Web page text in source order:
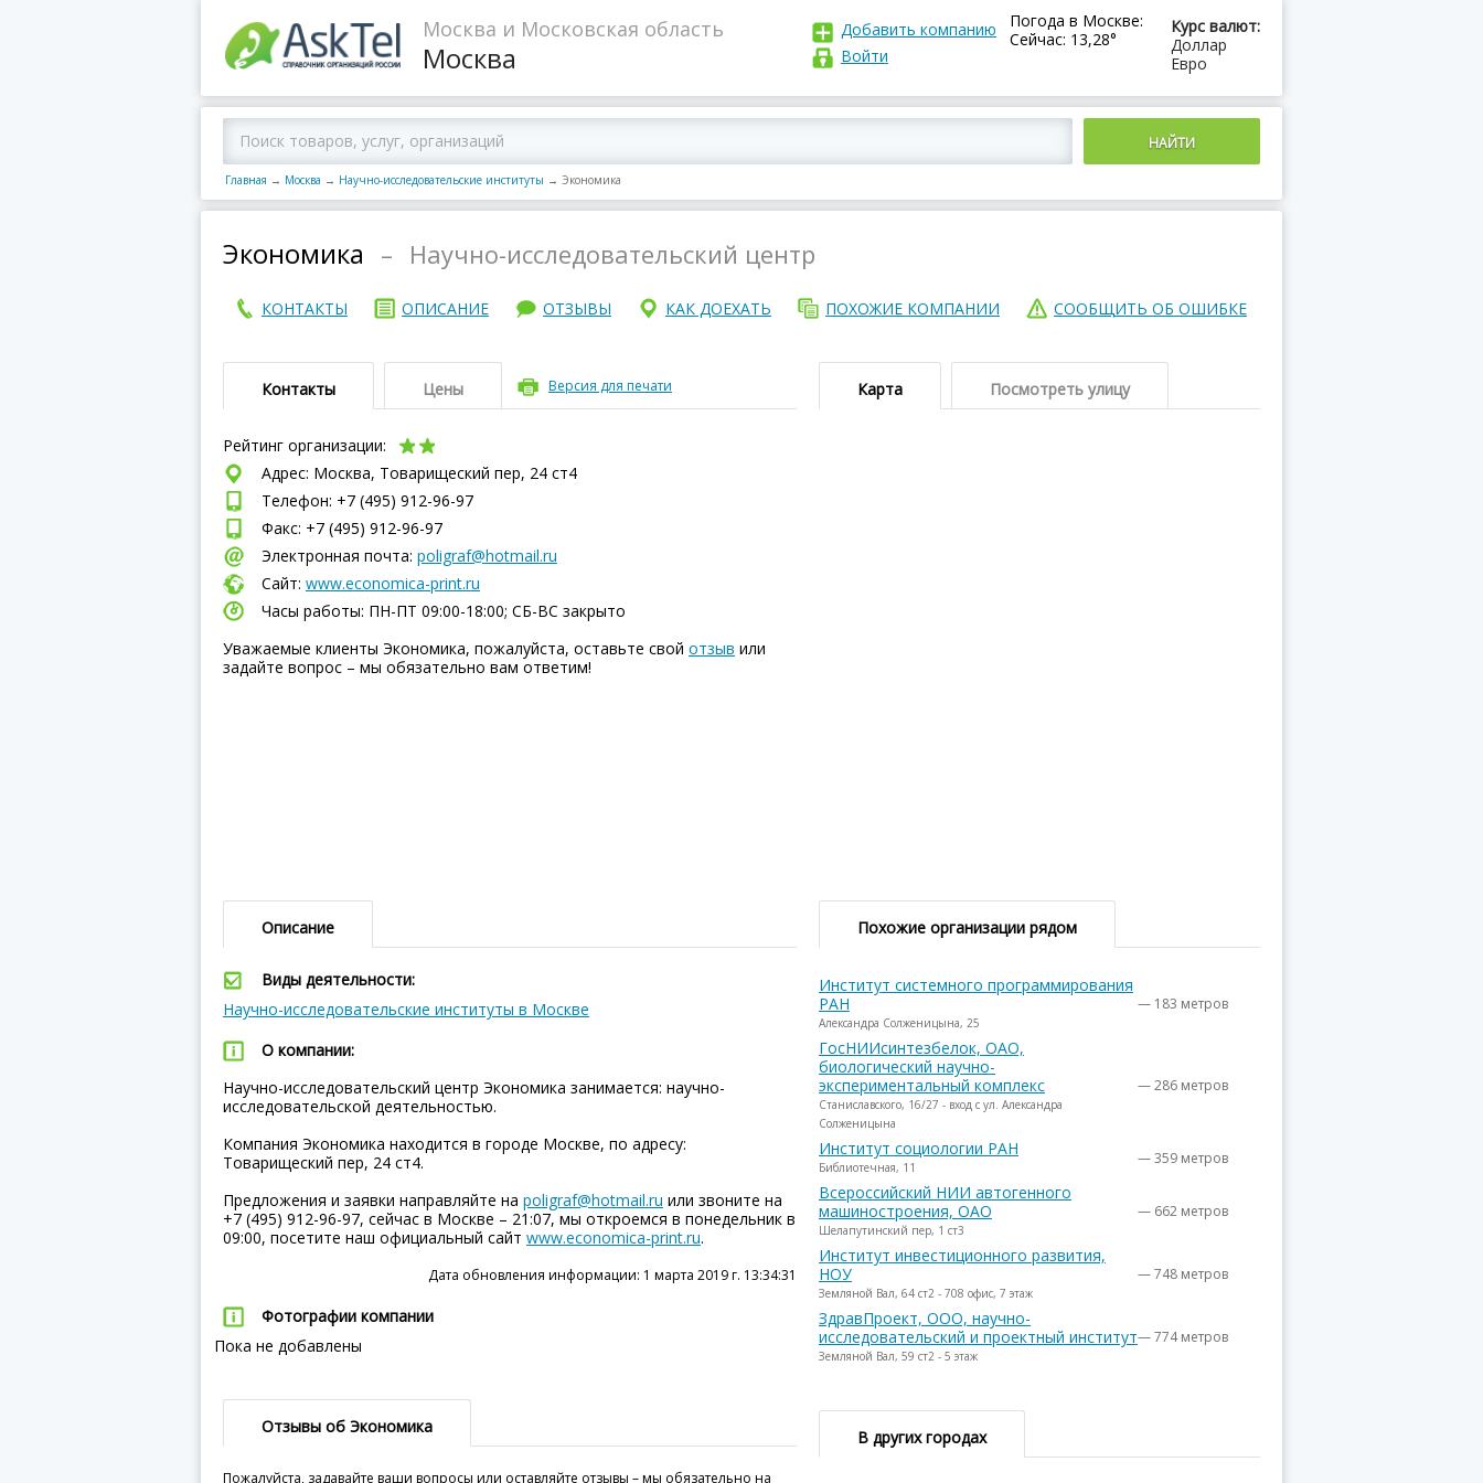
Москва и Московская область
Москва
Курс валют:
Доллар
Евро
Погода в Москве:
Сейчас: 13,28°
Добавить компанию
Войти
Главная → Москва → Научно-исследовательские институты → Экономика
Экономика – Научно-исследовательский центр
КОНТАКТЫ ОПИСАНИЕ ОТЗЫВЫ КАК ДОЕХАТЬ ПОХОЖИЕ КОМПАНИИ СООБЩИТЬ ОБ ОШИБКЕ
Контакты Цены Версия для печати
Рейтинг организации:
Адрес: Москва, Товарищеский пер, 24 ст4
Телефон: +7 (495) 912-96-97
Факс: +7 (495) 912-96-97
Электронная почта: poligraf@hotmail.ru
Сайт: www.economica-print.ru
Часы работы: ПН-ПТ 09:00-18:00; СБ-ВC закрыто
Уважаемые клиенты Экономика, пожалуйста, оставьте свой отзыв или
задайте вопрос – мы обязательно вам ответим!
Карта Посмотреть улицу
Описание
Виды деятельности:
Научно-исследовательские институты в Москве
О компании:
Научно-исследовательский центр Экономика занимается: научно-
исследовательской деятельностью.
Компания Экономика находится в городе Москве, по адресу:
Товарищеский пер, 24 ст4.
Предложения и заявки направляйте на poligraf@hotmail.ru или звоните на
+7 (495) 912-96-97, сейчас в Москве – 21:07, мы откроемся в понедельник в
09:00, посетите наш официальный сайт www.economica-print.ru.
Дата обновления информации: 1 марта 2019 г. 13:34:31
Фотографии компании
Пока не добавлены
Отзывы об Экономика
Пожалуйста, задавайте ваши вопросы или оставляйте отзывы – мы обязательно на
Похожие организации рядом
Институт системного программирования
РАН
Александра Солженицына, 25
— 183 метров
ГосНИИсинтезбелок, ОАО,
биологический научно-
экспериментальный комплекс
Станиславского, 16/27 - вход с ул. Александра
Солженицына
— 286 метров
Институт социологии РАН
Библиотечная, 11 — 359 метров
Всероссийский НИИ автогенного
машиностроения, ОАО
Шелапутинский пер, 1 ст3
— 662 метров
Институт инвестиционного развития,
НОУ
Земляной Вал, 64 ст2 - 708 офис, 7 этаж
— 748 метров
ЗдравПроект, ООО, научно-
исследовательский и проектный институт
Земляной Вал, 59 ст2 - 5 этаж
— 774 метров
В других городах